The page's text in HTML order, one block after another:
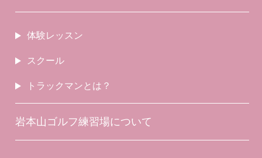
体験レッスン
スクール
トラックマンとは？
岩本山ゴルフ練習場について